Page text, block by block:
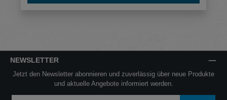
NEWSLETTER
Jetzt den Newsletter abonnieren und zuverlässig über neue Produkte
und aktuelle Angebote informiert werden.